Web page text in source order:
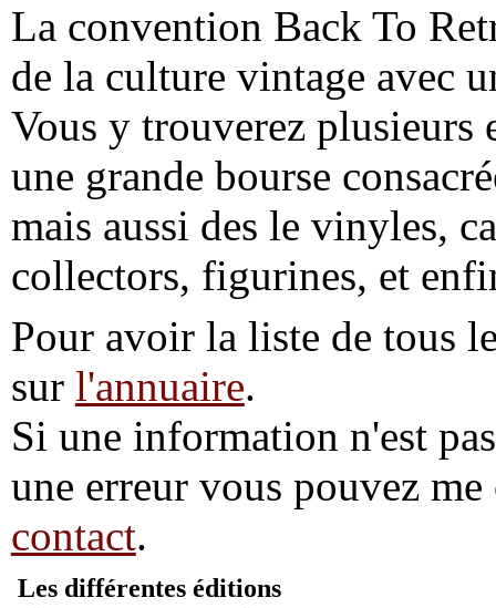
La convention Back To
de la culture vintage avec
Vous y trouverez plusieurs
une grande bourse
mais aussi des le vinyles,
collectors, figurines, et
Pour avoir la liste de tous
sur l'annuaire.
Si une information n'est
une erreur vous pouvez
contact.
Les différentes éditions